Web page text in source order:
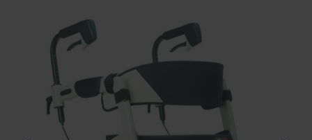
Pièces de rechange
fr